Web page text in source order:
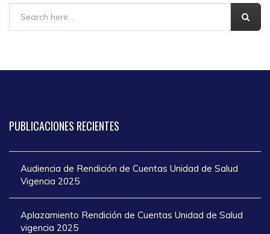
Buscar
PUBLICACIONES RECIENTES
Audiencia de Rendición de Cuentas Unidad de Salud
Vigencia 2025
Aplazamiento Rendición de Cuentas Unidad de Salud
vigencia 2025